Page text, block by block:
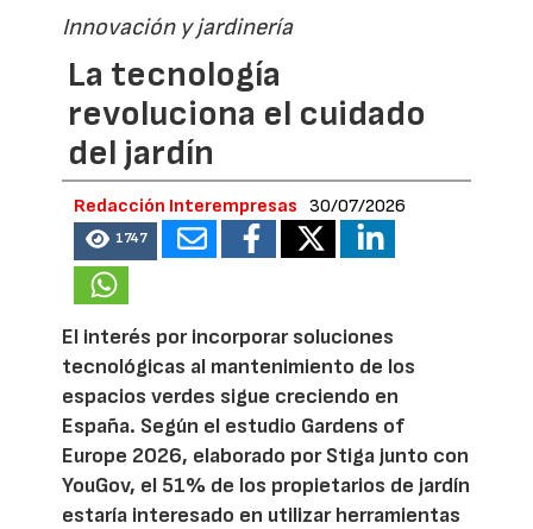
Innovación y jardinería
La tecnología
revoluciona el cuidado
del jardín
Redacción Interempresas 30/07/2026
1747
El interés por incorporar soluciones
tecnológicas al mantenimiento de los
espacios verdes sigue creciendo en
España. Según el estudio Gardens of
Europe 2026, elaborado por Stiga junto con
YouGov, el 51% de los propietarios de jardín
estaría interesado en utilizar herramientas